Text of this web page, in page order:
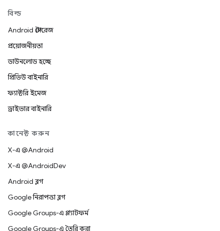
বিল্ড
Android স্টোরেজ
প্রয়োজনীয়তা
ডাউনলোড হচ্ছে
প্রিভিউ বাইনারি
ফ্যাক্টরি ইমেজ
ড্রাইভার বাইনারি
কানেক্ট করুন
X-এ @Android
X-এ @AndroidDev
Android ব্লগ
Google নিরাপত্তা ব্লগ
Google Groups-এ প্ল্যাটফর্ম
Google Groups-এ তৈরি করা